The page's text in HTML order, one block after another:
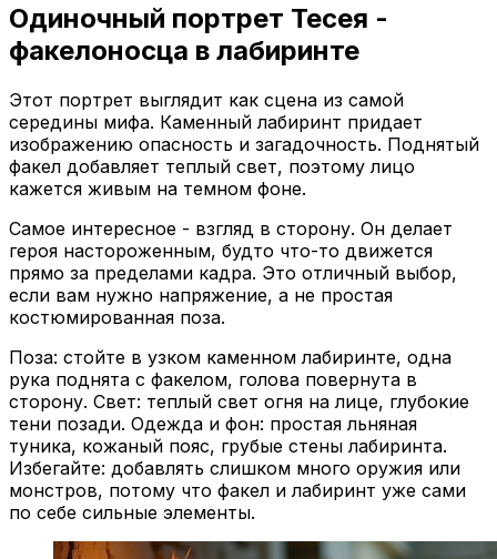
Одиночный портрет Тесея -
факелоносца в лабиринте
Этот портрет выглядит как сцена из самой
середины мифа. Каменный лабиринт придает
изображению опасность и загадочность. Поднятый
факел добавляет теплый свет, поэтому лицо
кажется живым на темном фоне.
Самое интересное - взгляд в сторону. Он делает
героя настороженным, будто что-то движется
прямо за пределами кадра. Это отличный выбор,
если вам нужно напряжение, а не простая
костюмированная поза.
Поза: стойте в узком каменном лабиринте, одна
рука поднята с факелом, голова повернута в
сторону. Свет: теплый свет огня на лице, глубокие
тени позади. Одежда и фон: простая льняная
туника, кожаный пояс, грубые стены лабиринта.
Избегайте: добавлять слишком много оружия или
монстров, потому что факел и лабиринт уже сами
по себе сильные элементы.